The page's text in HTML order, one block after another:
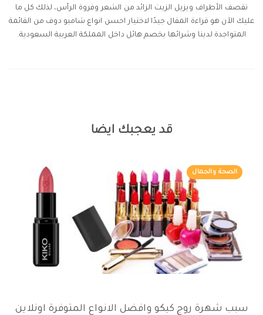
تقصف الأطراف ويزيل الزيت الزائد من الشعر وفروة الرأس، لذلك كل ما
عليك الآن هو قراءة المقال جيدًا لاختيار احسن انواع شامبو دوف من القائمة
المتواجدة لدينا وشرائها بخصم هائل داخل المملكة العربية السعودية.
قد يعجبك ايضا
الصحة والجمال
سبب شهرة روج كيكو وافضل الانواع المتوفرة اونلاين